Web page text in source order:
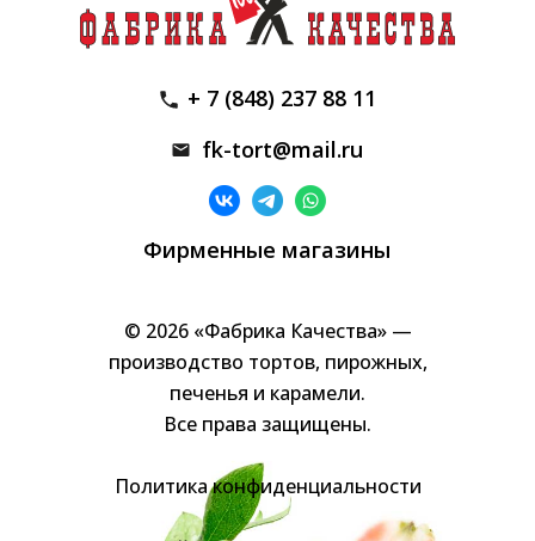
+ 7 (848) 237 88 11
Фирменные магазины
fk-tort@mail.ru
© 2026 «Фабрика Качества» —
производство тортов, пирожных,
печенья и карамели.
Все права защищены.
Политика конфиденциальности